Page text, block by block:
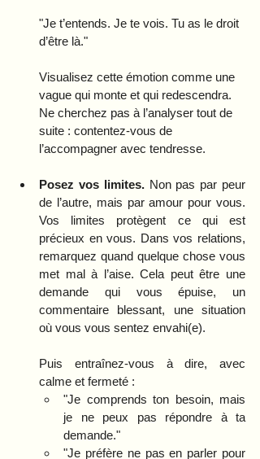
"Je t’entends. Je te vois. Tu as le droit
d’être là."
Visualisez cette émotion comme une
vague qui monte et qui redescendra.
Ne cherchez pas à l’analyser tout de
suite : contentez-vous de
l’accompagner avec tendresse.
Posez vos limites. Non pas par peur
de l’autre, mais par amour pour vous.
Vos limites protègent ce qui est
précieux en vous. Dans vos relations,
remarquez quand quelque chose vous
met mal à l’aise. Cela peut être une
demande qui vous épuise, un
commentaire blessant, une situation
où vous vous sentez envahi(e).
Puis entraînez-vous à dire, avec
calme et fermeté :
"Je comprends ton besoin, mais
je ne peux pas répondre à ta
demande."
"Je préfère ne pas en parler pour